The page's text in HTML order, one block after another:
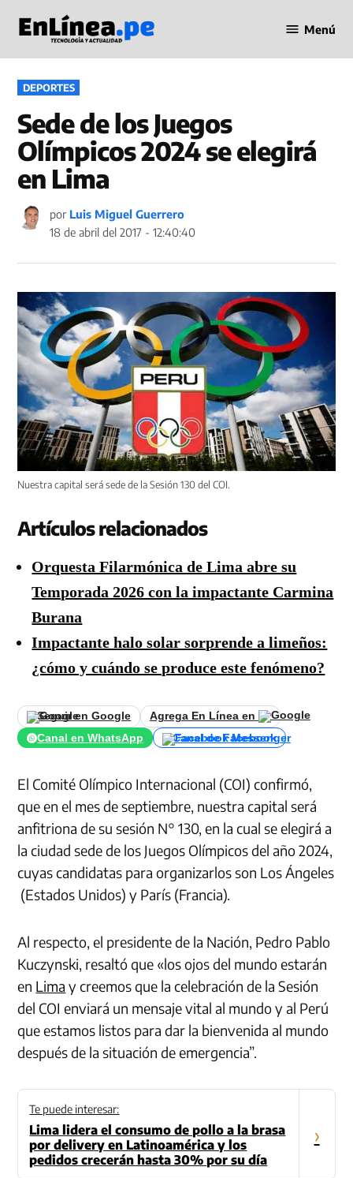
contenido
en Línea
Menú
PUBLICADO
EN
DEPORTES
Sede de los Juegos
Olímpicos 2024 se elegirá
en Lima
por Luis Miguel Guerrero
18 de abril del 2017 - 12:40:40
Nuestra capital será sede de la Sesión 130 del COI.
Artículos relacionados
Orquesta Filarmónica de Lima abre su
Temporada 2026 con la impactante Carmina
Burana
Impactante halo solar sorprende a limeños:
¿cómo y cuándo se produce este fenómeno?
Seguir en Google
Agrega En Línea en
Canal en WhatsApp
Canal de Facebook
El Comité Olímpico Internacional (COI) confirmó,
que en el mes de septiembre, nuestra capital será
anfitriona de su sesión N° 130, en la cual se elegirá a
la ciudad sede de los Juegos Olímpicos del año 2024,
cuyas candidatas para organizarlos son Los Ángeles
(Estados Unidos) y París (Francia).
Al respecto, el presidente de la Nación, Pedro Pablo
Kuczynski, resaltó que «los ojos del mundo estarán
en Lima y creemos que la celebración de la Sesión
del COI enviará un mensaje vital al mundo y al Perú
que estamos listos para dar la bienvenida al mundo
después de la situación de emergencia”.
Te puede interesar:
Lima lidera el consumo de pollo a la brasa
por delivery en Latinoamérica y los
pedidos crecerán hasta 30% por su día
›